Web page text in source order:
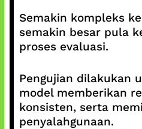
Semakin kompleks
semakin besar pula
proses evaluasi.
Pengujian dilakukan
model memberikan
konsisten, serta
penyalahgunaan.